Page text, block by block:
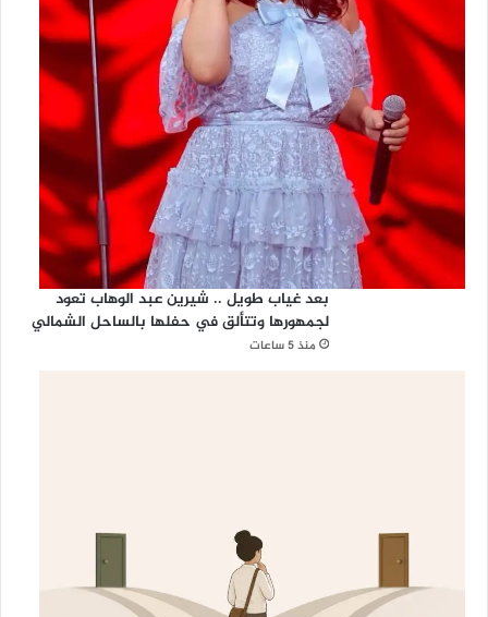
بعد غياب طويل .. شيرين عبد الوهاب تعود
لجمهورها وتتألق في حفلها بالساحل الشمالي
منذ 5 ساعات